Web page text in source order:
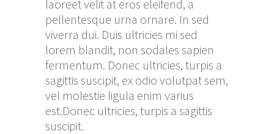
laoreet velit at eros eleifend, a
pellentesque urna ornare. In sed
viverra dui. Duis ultricies mi sed
lorem blandit, non sodales sapien
fermentum. Donec ultricies, turpis a
sagittis suscipit, ex odio volutpat sem,
vel molestie ligula enim varius
est.Donec ultricies, turpis a sagittis
suscipit.